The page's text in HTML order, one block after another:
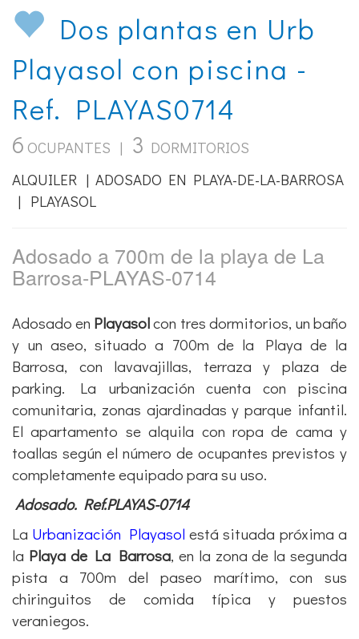
Dos plantas en Urb
Playasol con piscina -
Ref. PLAYAS0714
6 OCUPANTES | 3 DORMITORIOS
ALQUILER | ADOSADO EN PLAYA-DE-LA-BARROSA
| PLAYASOL
Adosado a 700m de la playa de La
Barrosa-PLAYAS-0714
Adosado en Playasolcon tres dormitorios, un baño
y un aseo, situado a 700m de la Playa de la
Barrosa, con lavavajillas, terraza y plaza de
parking. La urbanización cuenta con piscina
comunitaria, zonas ajardinadas y parque infantil.
El apartamento se alquila con ropa de cama y
toallas según el número de ocupantes previstos y
completamente equipado para su uso.
Adosado. Ref.PLAYAS-0714
La Urbanización Playasol está situada próxima a
la Playa de La Barrosa, en la zona de la segunda
pista a 700m del paseo marítimo, con sus
chiringuitos de comida típica y puestos
veraniegos.